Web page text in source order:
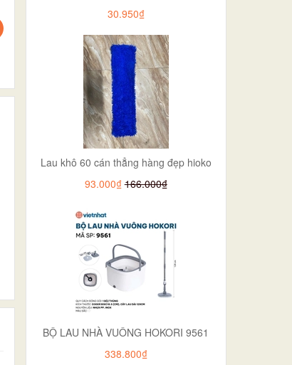
30.950₫
Lau khô 60 cán thẳng hàng đẹp hioko
93.000₫ 166.000₫
BỘ LAU NHÀ VUÔNG HOKORI 9561
338.800₫